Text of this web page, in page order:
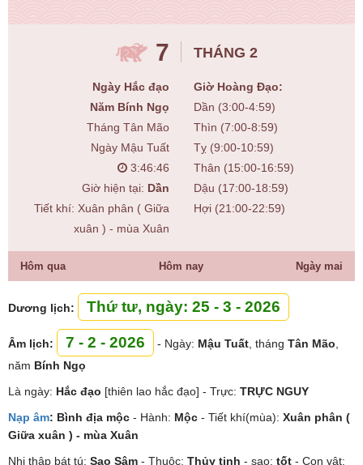
7
Ngày Hắc đạo
Năm Bính Ngọ
Tháng Tân Mão
Ngày Mậu Tuất
3:46:47
Giờ hiện tại: Dần
Tiết khí: Xuân phân ( Giữa
xuân ) - mùa Xuân
THÁNG 2
Giờ Hoàng Đạo:
Dần (3:00-4:59)
Thìn (7:00-8:59)
Tỵ (9:00-10:59)
Thân (15:00-16:59)
Dậu (17:00-18:59)
Hợi (21:00-22:59)
Hôm qua Hôm nay Ngày mai
Dương lịch: Thứ tư, ngày: 25 - 3 - 2026
Âm lịch: 7 - 2 - 2026 - Ngày: Mậu Tuất , tháng Tân Mão
năm Bính Ngọ
Là ngày: Hắc đạo [thiên lao hắc đạo] - Trực: TRỰC NGUY
Nạp âm: Bình địa mộc - Hành: Mộc - Tiết khí(mùa): Xuân phân (
Giữa xuân ) - mùa Xuân
Nhị thập bát tú: Sao Sâm - Thuộc: Thủy tinh - sao: tốt - Con vật: